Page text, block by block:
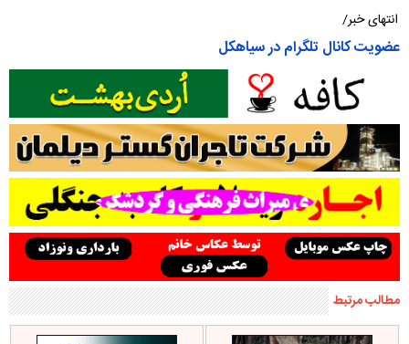
انتهای خبر/
عضویت کانال تلگرام در سیاهکل
مطالب مرتبط